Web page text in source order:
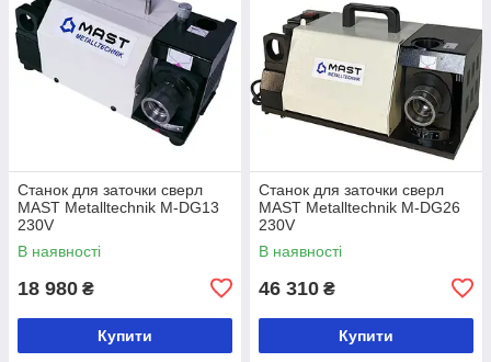
Станок для заточки сверл
MAST Metalltechnik M-DG13
230V
В наявності
18 980 ₴
Купити
Станок для заточки сверл
MAST Metalltechnik M-DG26
230V
В наявності
46 310 ₴
Купити